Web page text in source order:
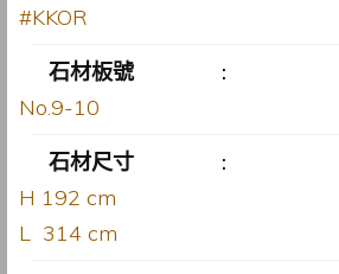
#KKOR
石材板號
:
No.9-10
石材尺寸
:
H 192 cm
L 314 cm